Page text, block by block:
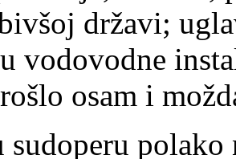
državi;
vodovodne
osam i
sudoperu